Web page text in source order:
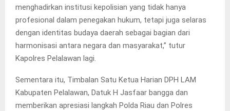
menghadirkan institusi kepolisian yang tidak hanya
profesional dalam penegakan hukum, tetapi juga selaras
dengan identitas budaya daerah sebagai bagian dari
harmonisasi antara negara dan masyarakat,” tutur
Kapolres Pelalawan lagi.
Sementara itu, Timbalan Satu Ketua Harian DPH LAM
Kabupaten Pelalawan, Datuk H Jasfaar bangga dan
memberikan apresiasi langkah Polda Riau dan Polres